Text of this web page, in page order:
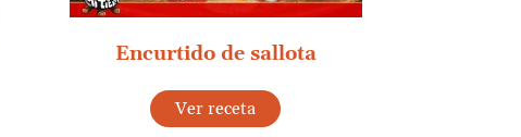
Encurtido de sallota
Ver receta